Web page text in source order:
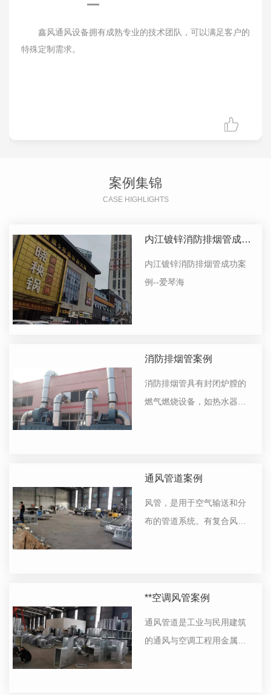
鑫风通风设备拥有成熟专业的技术团队，可以满足客户的
特殊定制需求。
案例集锦
CASE HIGHLIGHTS
内江镀锌消防排烟管成功
案例--爱琴海
内江镀锌消防排烟管成功案
例--爱琴海
消防排烟管案例
消防排烟管具有封闭炉膛的
燃气燃烧设备，如热水器、
通风管道案例
风管，是用于空气输送和分
布的管道系统。有复合风管
**空调风管案例
通风管道是工业与民用建筑
的通风与空调工程用金属或